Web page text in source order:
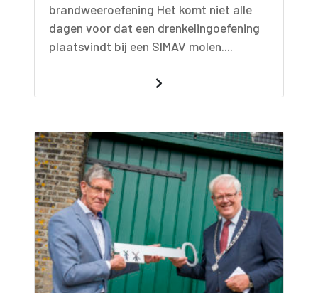
brandweeroefening Het komt niet alle
dagen voor dat een drenkelingoefening
plaatsvindt bij een SIMAV molen....